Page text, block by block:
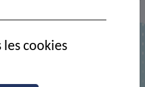
à la MJC
les cookies